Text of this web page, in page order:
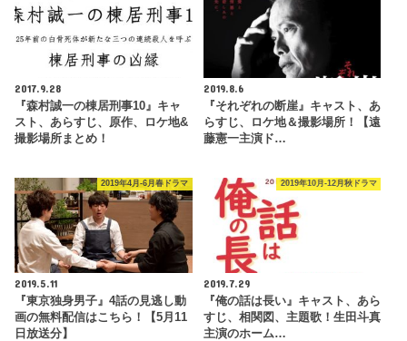
2017.9.28
『森村誠一の棟居刑事10』キャ
スト、あらすじ、原作、ロケ地&
撮影場所まとめ！
2019.8.6
『それぞれの断崖』キャスト、あ
らすじ、ロケ地＆撮影場所！【遠
藤憲一主演ド…
2019年4月-6月春ドラマ
2019.5.11
『東京独身男子』4話の見逃し動
画の無料配信はこちら！【5月11
日放送分】
2019年10月-12月秋ドラマ
2019.7.29
『俺の話は長い』キャスト、あら
すじ、相関図、主題歌！生田斗真
主演のホーム…